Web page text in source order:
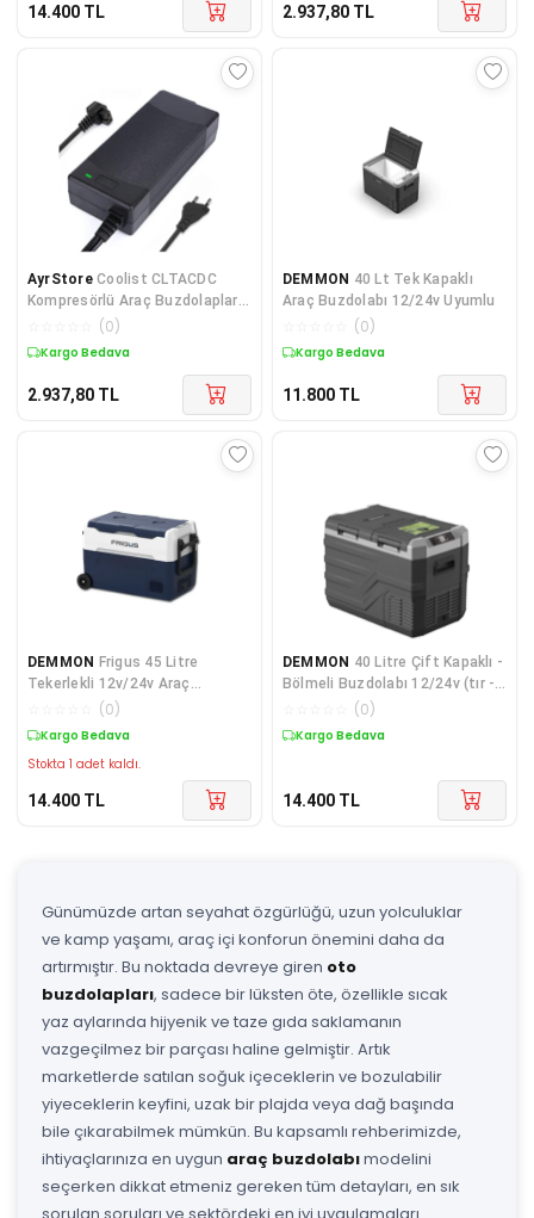
14.400 TL 2.937,80 TL
AyrStore Coolist CLTACDC
Kompresörlü Araç Buzdolapları
İçin 220Volt/12Volt 6,0Ah
(0)
Kargo Bedava
2.937,80 TL
DEMMON 40 Lt Tek Kapaklı
Araç Buzdolabı 12/24v Uyumlu
(0)
Kargo Bedava
11.800 TL
DEMMON Frigus 45 Litre
Tekerlekli 12v/24v Araç
(0)
Kargo Bedava
Stokta 1 adet kaldı.
14.400 TL
DEMMON 40 Litre Çift Kapaklı -
Bölmeli Buzdolabı 12/24v (tır -
Kamyon - Karavan - Otomobil)
(0)
Kargo Bedava
14.400 TL
Günümüzde artan seyahat özgürlüğü, uzun yolculuklar
ve kamp yaşamı, araç içi konforun önemini daha da
artırmıştır. Bu noktada devreye giren oto
buzdolapları, sadece bir lüksten öte, özellikle sıcak
yaz aylarında hijyenik ve taze gıda saklamanın
vazgeçilmez bir parçası haline gelmiştir. Artık
marketlerde satılan soğuk içeceklerin ve bozulabilir
yiyeceklerin keyfini, uzak bir plajda veya dağ başında
bile çıkarabilmek mümkün. Bu kapsamlı rehberimizde,
ihtiyaçlarınıza en uygun araç buzdolabımodelini
seçerken dikkat etmeniz gereken tüm detayları, en sık
sorulan soruları ve sektördeki en iyi uygulamaları